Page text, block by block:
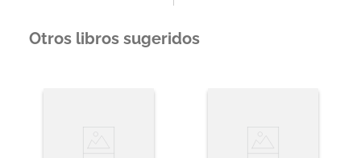
Otros libros sugeridos